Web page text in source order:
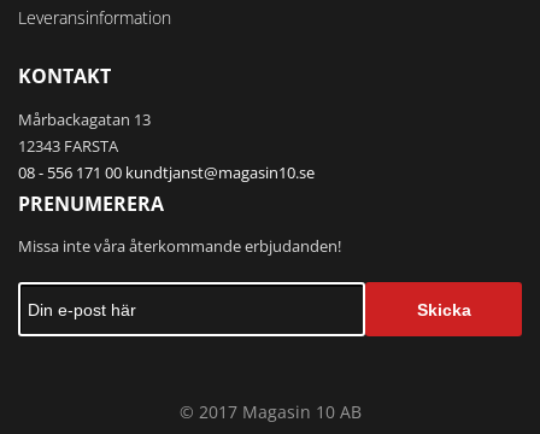
Leveransinformation
KONTAKT
Mårbackagatan 13
12343 FARSTA
08 - 556 171 00 kundtjanst@magasin10.se
PRENUMERERA
Missa inte våra återkommande erbjudanden!
Skicka
© 2017 Magasin 10 AB